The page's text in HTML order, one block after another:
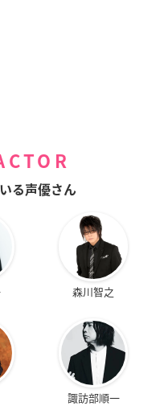
る声優さん
森川智之
諏訪部順一